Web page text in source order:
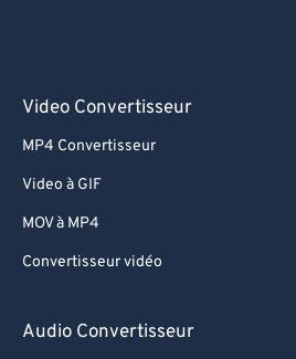
Video Convertisseur
MP4 Convertisseur
Video à GIF
MOV à MP4
Convertisseur vidéo
Audio Convertisseur